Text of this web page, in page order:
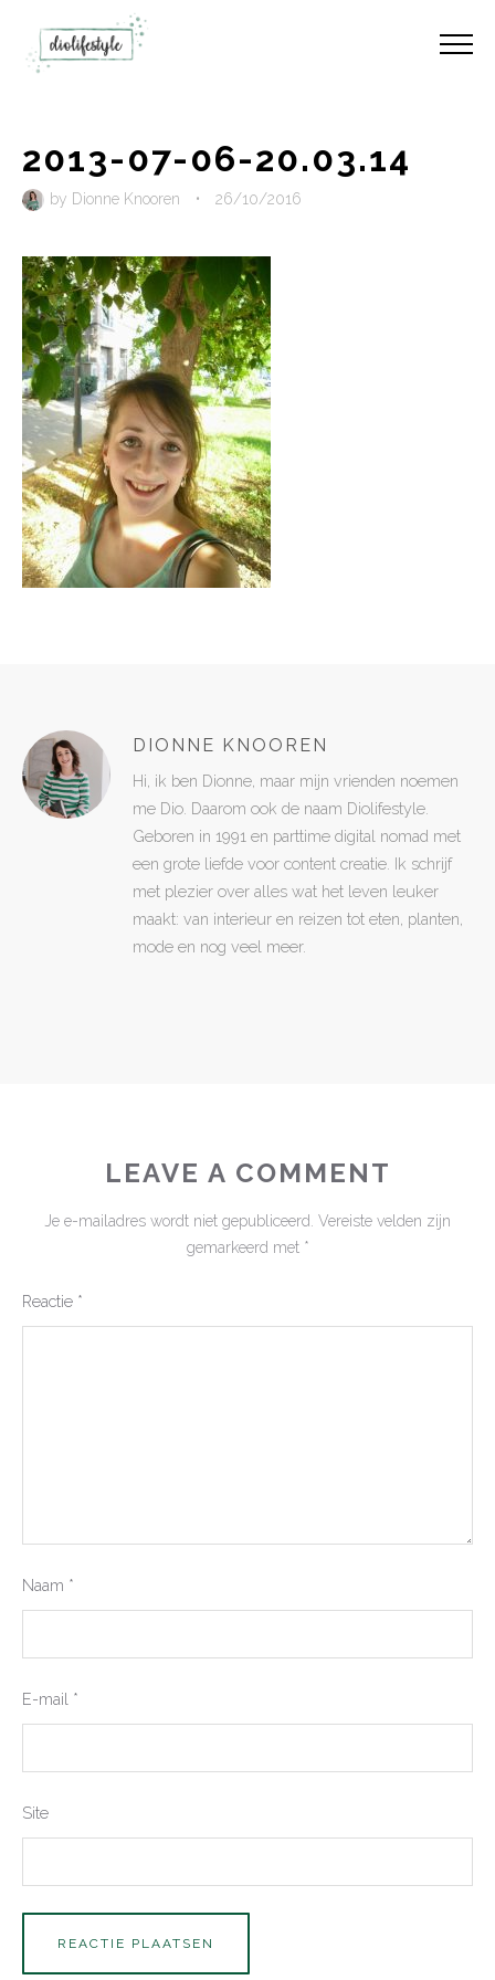
2013-07-06-20.03.14
by Dionne Knooren • 26/10/2016
DIONNE KNOOREN
Hi, ik ben Dionne, maar mijn vrienden noemen
me Dio. Daarom ook de naam Diolifestyle.
Geboren in 1991 en parttime digital nomad met
een grote liefde voor content creatie. Ik schrijf
met plezier over alles wat het leven leuker
maakt: van interieur en reizen tot eten, planten,
mode en nog veel meer.
LEAVE A COMMENT
Je e-mailadres wordt niet gepubliceerd. Vereiste velden zijn
gemarkeerd met *
Reactie *
Naam *
E-mail *
Site